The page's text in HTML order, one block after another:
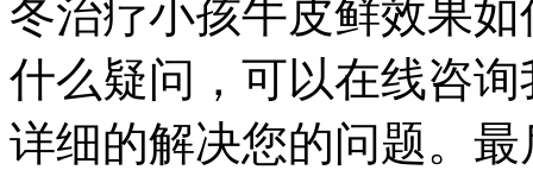
冬治疗小孩牛皮鲜效果
什么疑问，可以在线咨
详细的解决您的问题。